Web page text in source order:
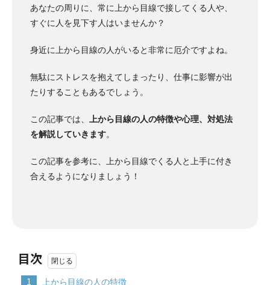
あなたの周りに、常に上から目線で接してくる人や、
すぐに人を見下す人はいませんか？
身近に上から目線の人がいると非常に厄介ですよね。
無駄にストレスを抱えてしまったり、仕事に影響が出
たりすることもあるでしょう。
この記事では、
上から目線の人の特徴や心理、対処法
を解説していきます。
この記事を参考に、上から目線でくる人と上手に付き
合えるようになりましょう！
目次
1 上から目線の人の特徴